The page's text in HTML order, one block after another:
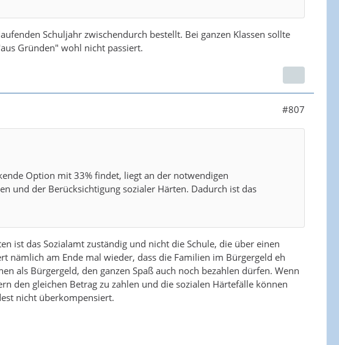
Schuljahr zwischendurch bestellt. Bei ganzen Klassen sollte
Gründen" wohl nicht passiert.
#807
Option mit 33% findet, liegt an der notwendigen
und der Berücksichtigung sozialer Härten. Dadurch ist das
ist das Sozialamt zuständig und nicht die Schule, die über einen
nämlich am Ende mal wieder, dass die Familien im Bürgergeld eh
als Bürgergeld, den ganzen Spaß auch noch bezahlen dürfen. Wenn
den gleichen Betrag zu zahlen und die sozialen Härtefälle können
nicht überkompensiert.